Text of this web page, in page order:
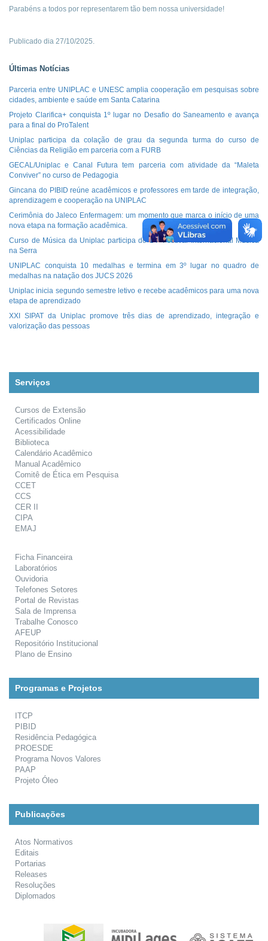
Parabéns a todos por representarem tão bem nossa universidade!
Publicado dia 27/10/2025.
Últimas Notícias
Parceria entre UNIPLAC e UNESC amplia cooperação em pesquisas sobre
cidades, ambiente e saúde em Santa Catarina
Projeto Clarifica+ conquista 1º lugar no Desafio do Saneamento e avança
para a final do ProTalent
Uniplac participa da colação de grau da segunda turma do curso de
Ciências da Religião em parceria com a FURB
GECAL/Uniplac e Canal Futura tem parceria com atividade da “Maleta
Conviver” no curso de Pedagogia
Gincana do PIBID reúne acadêmicos e professores em tarde de integração,
aprendizagem e cooperação na UNIPLAC
Cerimônia do Jaleco Enfermagem: um momento que marca o início de uma
nova etapa na formação acadêmica.
Curso de Música da Uniplac participa do 14º Festival Internacional Música
na Serra
UNIPLAC conquista 10 medalhas e termina em 3º lugar no quadro de
medalhas na natação dos JUCS 2026
Uniplac inicia segundo semestre letivo e recebe acadêmicos para uma nova
etapa de aprendizado
XXI SIPAT da Uniplac promove três dias de aprendizado, integração e
valorização das pessoas
Serviços
Cursos de Extensão
Certificados Online
Acessibilidade
Biblioteca
Calendário Acadêmico
Manual Acadêmico
Comitê de Ética em Pesquisa
CCET
CCS
CER II
CIPA
EMAJ
Ficha Financeira
Laboratórios
Ouvidoria
Telefones Setores
Portal de Revistas
Sala de Imprensa
Trabalhe Conosco
AFEUP
Repositório Institucional
Plano de Ensino
Programas e Projetos
ITCP
PIBID
Residência Pedagógica
PROESDE
Programa Novos Valores
PAAP
Projeto Óleo
Publicações
Atos Normativos
Editais
Portarias
Releases
Resoluções
Diplomados